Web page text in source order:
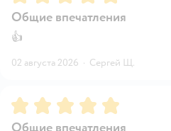
Общие впечатления
👍
02 августа 2026 · Сергей Щ.
Рейтинг:5